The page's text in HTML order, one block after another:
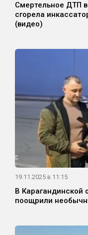
Смертельное ДТП
сгорела
(видео)
19.11.2025 в 11:15
В Карагандинской
поощрили